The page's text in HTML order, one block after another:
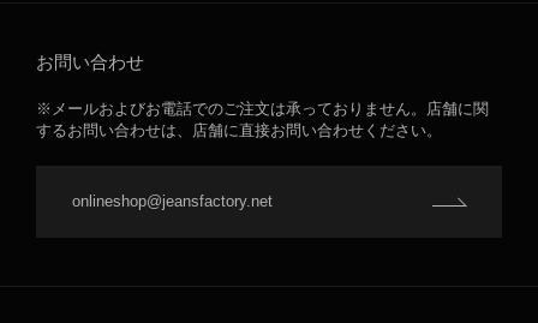
お問い合わせ
※メールおよびお電話でのご注文は承っておりません。店舗に関
するお問い合わせは、店舗に直接お問い合わせください。
onlineshop@jeansfactory.net